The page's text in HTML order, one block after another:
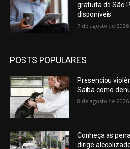
gratuita de São
disponíveis
7 de agosto de 2026
POSTS POPULARES
Presenciou
Saiba como
8 de agosto de 2026
Conheça as
dirige alcoolizado